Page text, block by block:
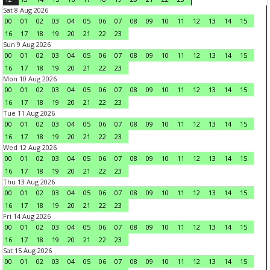
Sat 8 Aug 2026
00
01 02 03 04 05 06 07 08 09 10 11 12 13 14
15
16
17 18 19 20 21 22
23
Sun 9 Aug 2026
00
01 02 03 04 05 06 07 08 09 10 11 12 13 14
15
16
17 18 19 20 21 22
23
Mon 10 Aug 2026
00
01 02 03 04 05 06 07 08 09 10 11 12 13 14
15
16
17 18 19 20 21 22
23
Tue 11 Aug 2026
00
01 02 03 04 05 06 07 08 09 10 11 12 13 14
15
16
17 18 19 20 21 22
23
Wed 12 Aug 2026
00
01 02 03 04 05 06 07 08 09 10 11 12 13 14
15
16
17 18 19 20 21 22
23
Thu 13 Aug 2026
00
01 02 03 04 05 06 07 08 09 10 11 12 13 14
15
16
17 18 19 20 21 22
23
Fri 14 Aug 2026
00
01 02 03 04 05 06 07 08 09 10 11 12 13 14
15
16
17 18 19 20 21 22
23
Sat 15 Aug 2026
00
01 02 03 04 05 06 07 08 09 10 11 12 13 14
15